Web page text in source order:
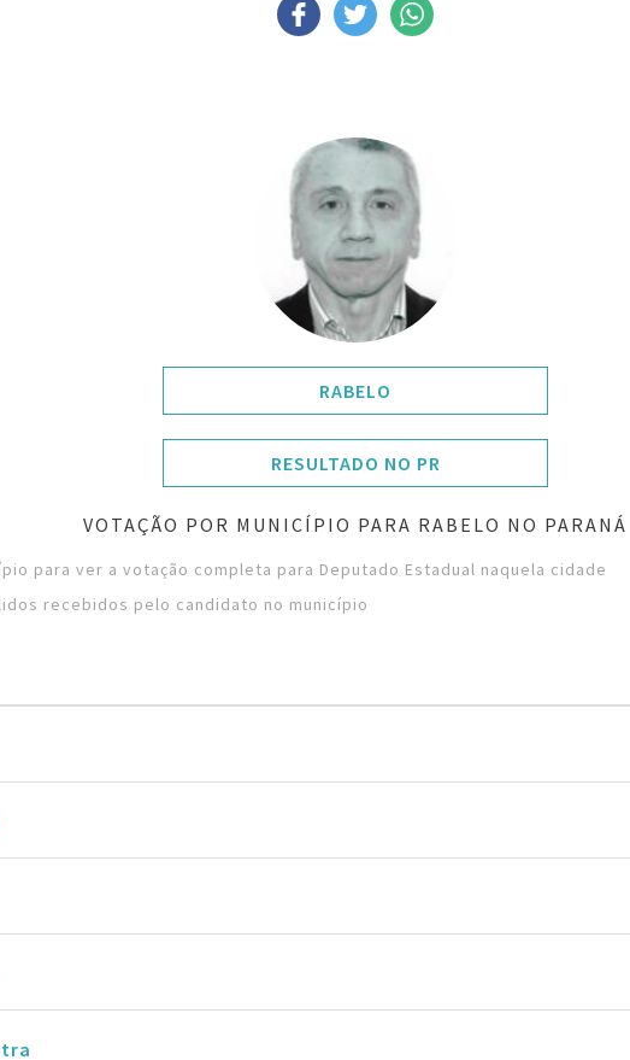
RABELO
RESULTADO NO PR
VOTAÇÃO POR MUNICÍPIO PARA RABELO NO PARANÁ
para ver a votação completa para Deputado Estadual naquela cidade
recebidos pelo candidato no município